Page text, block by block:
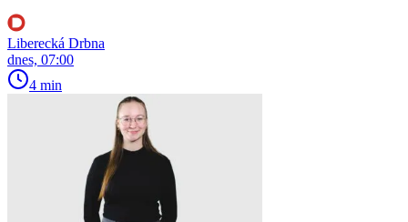
Liberecká Drbna
dnes, 07:00
4 min